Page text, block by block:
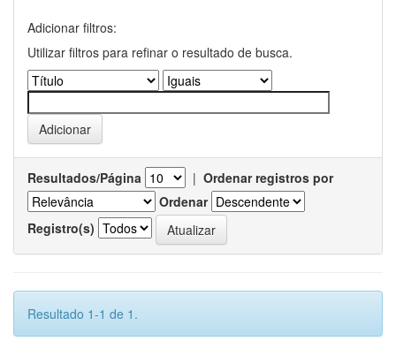
Adicionar filtros:
Utilizar filtros para refinar o resultado de busca.
Resultados/Página | Ordenar registros por
Ordenar
Registro(s)
Resultado 1-1 de 1.